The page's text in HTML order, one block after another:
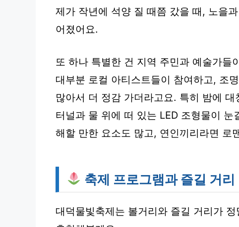
제가 작년에 석양 질 때쯤 갔을 때, 노을
어졌어요.
또 하나 특별한 건 지역 주민과 예술가들
대부분 로컬 아티스트들이 참여하고, 조
많아서 더 정감 가더라고요. 특히 밤에
터널과 물 위에 떠 있는 LED 조형물이
해할 만한 요소도 많고, 연인끼리라면 로
축제 프로그램과 즐길 거리
대덕물빛축제는 볼거리와 즐길 거리가